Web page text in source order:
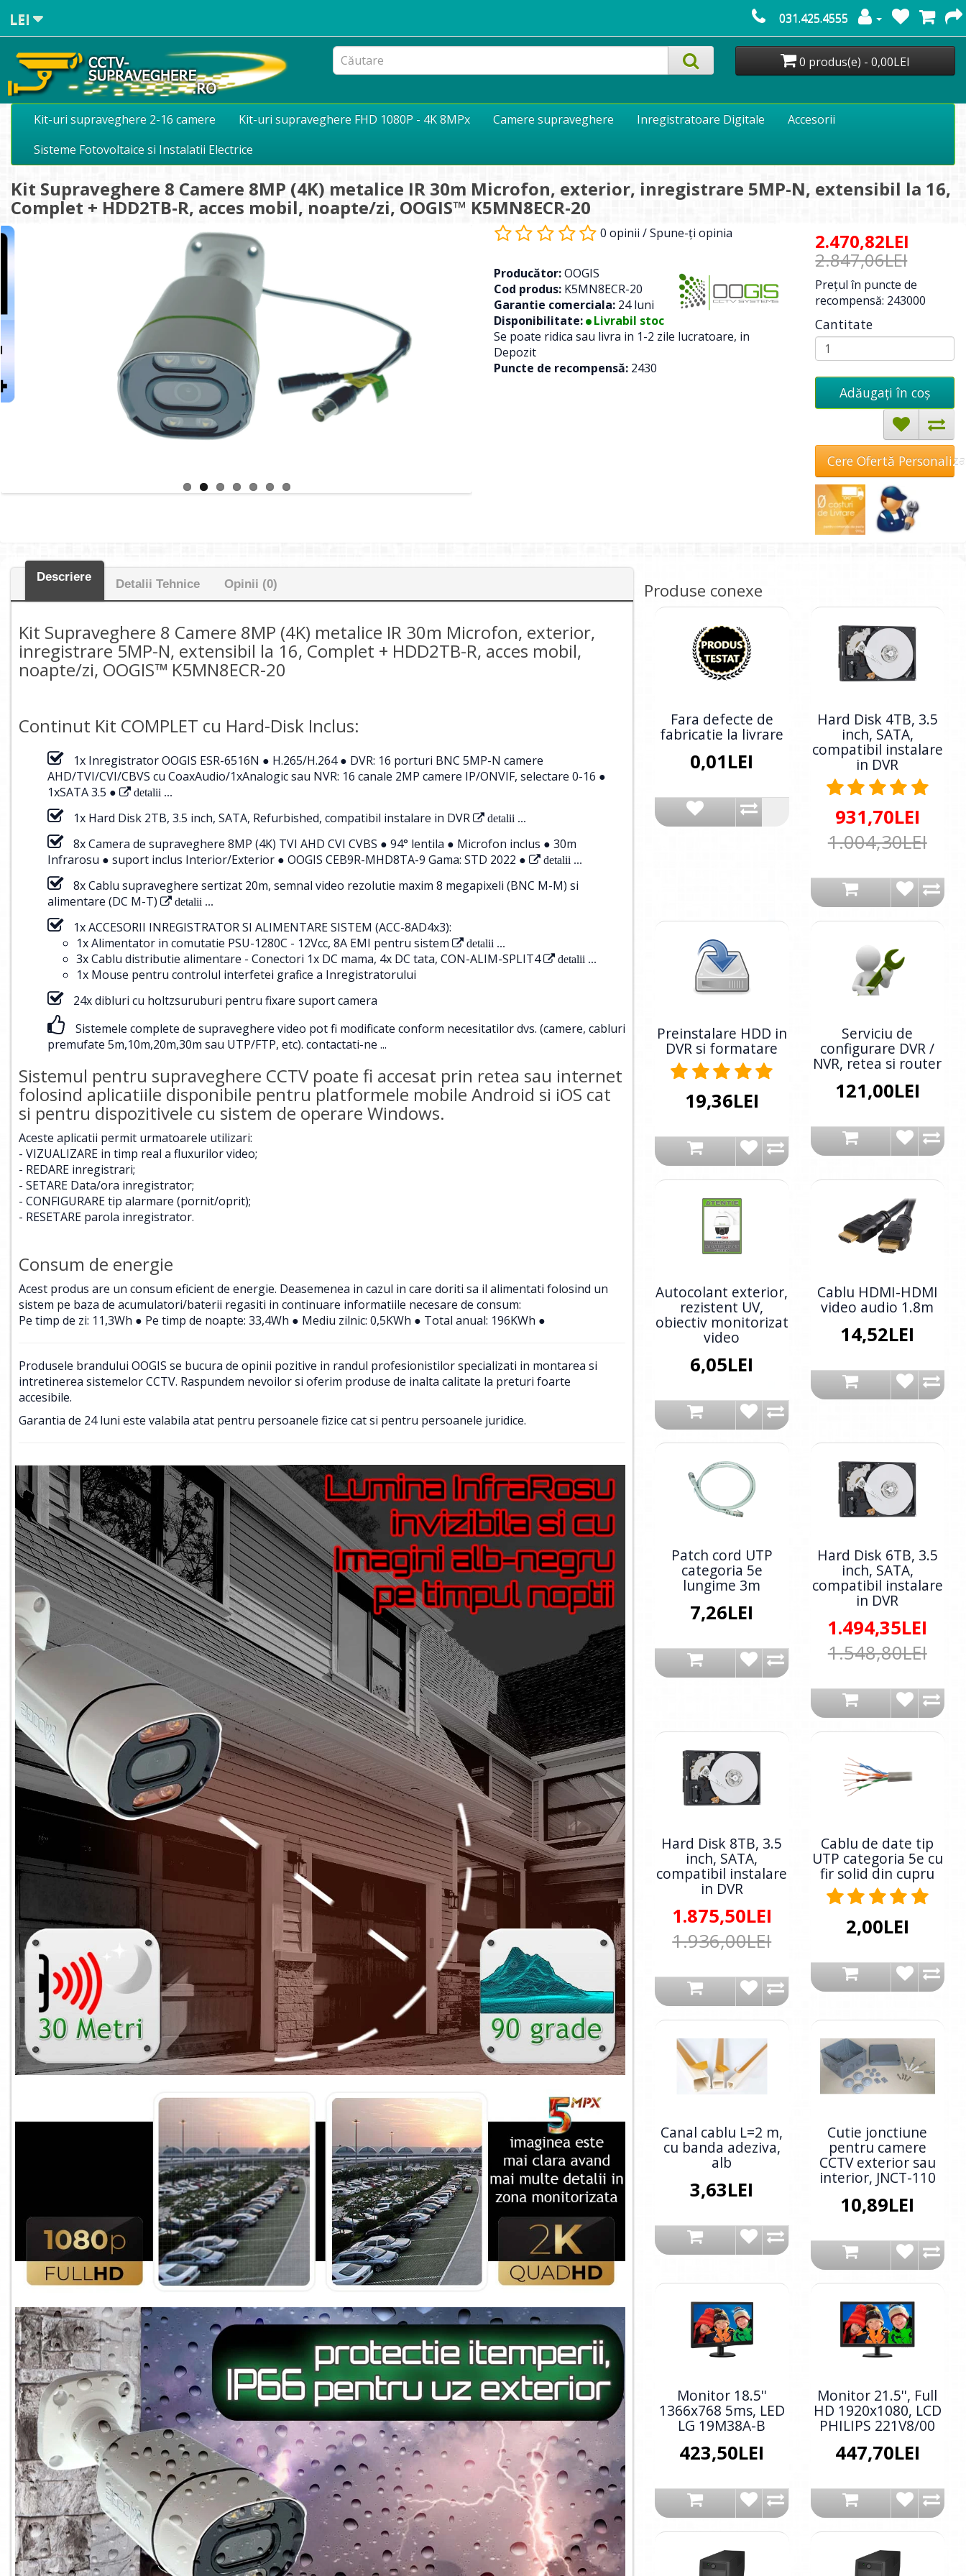
LEI 031.425.4555
0 produs(e) - 0,00LEI
Kit-uri supraveghere 2-16 camere Kit-uri supraveghere FHD 1080P - 4K 8MPx Camere supraveghere Inregistratoare Digitale
Accesorii
Sisteme Fotovoltaice si Instalatii Electrice
Kit Supraveghere 8 Camere 8MP (4K) metalice IR 30m Microfon, exterior, inregistrare 5MP-N, extensibil la 16,
Complet + HDD2TB-R, acces mobil, noapte/zi, OOGIS™ K5MN8ECR-20
0 opinii /Spune-ţi opinia
Producător:OOGIS
Cod produs: K5MN8ECR-20
Garantie comerciala: 24 luni
Disponibilitate:
Livrabil stoc
Se poate ridica sau livra in 1-2 zile lucratoare, in
Depozit
Puncte de recompensă: 2430
2.470,82LEI
2.847,06LEI
Preţul în puncte de
recompensă: 243000
Cantitate
Adăugați în coş
Cere Ofertă
Descriere
Detalii Tehnice Opinii (0)
Kit Supraveghere 8 Camere 8MP (4K) metalice IR 30m Microfon, exterior,
inregistrare 5MP-N, extensibil la 16, Complet + HDD2TB-R, acces mobil,
noapte/zi, OOGIS™ K5MN8ECR-20
Continut Kit COMPLET cu Hard-Disk Inclus:
1x Inregistrator OOGIS ESR-6516N ● H.265/H.264 ● DVR: 16 porturi BNC 5MP-N camere
AHD/TVI/CVI/CBVS cu CoaxAudio/1xAnalogic sau NVR: 16 canale 2MP camere IP/ONVIF, selectare 0-16 ●
1xSATA 3.5 ●
detalii ...
1x Hard Disk 2TB, 3.5 inch, SATA, Refurbished, compatibil instalare in DVR detalii ...
8x Camera de supraveghere 8MP (4K) TVI AHD CVI CVBS ● 94° lentila ● Microfon inclus ● 30m
Infrarosu ● suport inclus Interior/Exterior ● OOGIS CEB9R-MHD8TA-9 Gama: STD 2022 ●
detalii ...
8x Cablu supraveghere sertizat 20m, semnal video rezolutie maxim 8 megapixeli (BNC M-M) si
alimentare (DC M-T)
detalii ...
1x ACCESORII INREGISTRATOR SI ALIMENTARE SISTEM (ACC-8AD4x3):
1x Alimentator in comutatie PSU-1280C - 12Vcc, 8A EMI pentru sistem
detalii ...
3x Cablu distributie alimentare - Conectori 1x DC mama, 4x DC tata, CON-ALIM-SPLIT4 detalii ...
1x Mouse pentru controlul interfetei grafice a Inregistratorului
24x dibluri cu holtzsuruburi pentru fixare suport camera
Sistemele complete de supraveghere video pot fi modificate conform necesitatilor dvs. (camere, cabluri
premufate 5m,10m,20m,30m sau UTP/FTP, etc). contactati-ne ...
Sistemul pentru supraveghere CCTV poate fi accesat prin retea sau internet
folosind aplicatiile disponibile pentru platformele mobile Android si iOS cat
si pentru dispozitivele cu sistem de operare Windows.
Aceste aplicatii permit urmatoarele utilizari:
- VIZUALIZARE in timp real a fluxurilor video;
- REDARE inregistrari;
- SETARE Data/ora inregistrator;
- CONFIGURARE tip alarmare (pornit/oprit);
- RESETARE parola inregistrator.
Consum de energie
Acest produs are un consum eficient de energie. Deasemenea in cazul in care doriti sa il alimentati folosind un
sistem pe baza de acumulatori/baterii regasiti in continuare informatiile necesare de consum:
Pe timp de zi: 11,3Wh ● Pe timp de noapte: 33,4Wh ● Mediu zilnic: 0,5KWh ● Total anual: 196KWh ●
Produsele brandului OOGIS se bucura de opinii pozitive in randul profesionistilor specializati in montarea si
intretinerea sistemelor CCTV. Raspundem nevoilor si oferim produse de inalta calitate la preturi foarte
accesibile.
Garantia de 24 luni este valabila atat pentru persoanele fizice cat si pentru persoanele juridice.
Produse conexe
Fara defecte de
fabricatie la livrare
0,01LEI
Hard Disk 4TB, 3.5
inch, SATA,
compatibil instalare
in DVR
931,70LEI
1.004,30LEI
Preinstalare HDD in
DVR si formatare
19,36LEI
Serviciu de
configurare DVR /
NVR, retea si router
121,00LEI
Autocolant exterior,
rezistent UV,
obiectiv monitorizat
video
6,05LEI
Cablu HDMI-HDMI
video audio 1.8m
14,52LEI
Patch cord UTP
categoria 5e
lungime 3m
7,26LEI
Hard Disk 6TB, 3.5
inch, SATA,
compatibil instalare
in DVR
1.494,35LEI
1.548,80LEI
Hard Disk 8TB, 3.5
inch, SATA,
compatibil instalare
in DVR
1.875,50LEI
1.936,00LEI
Cablu de date tip
UTP categoria 5e cu
fir solid din cupru
2,00LEI
Canal cablu L=2 m,
cu banda adeziva,
alb
3,63LEI
Cutie jonctiune
pentru camere
CCTV exterior sau
interior, JNCT-110
10,89LEI
Monitor 18.5''
1366x768 5ms, LED
LG 19M38A-B
423,50LEI
Monitor 21.5'', Full
HD 1920x1080, LCD
PHILIPS 221V8/00
447,70LEI